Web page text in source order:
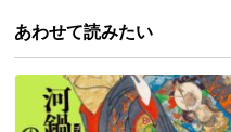
あわせて読みたい